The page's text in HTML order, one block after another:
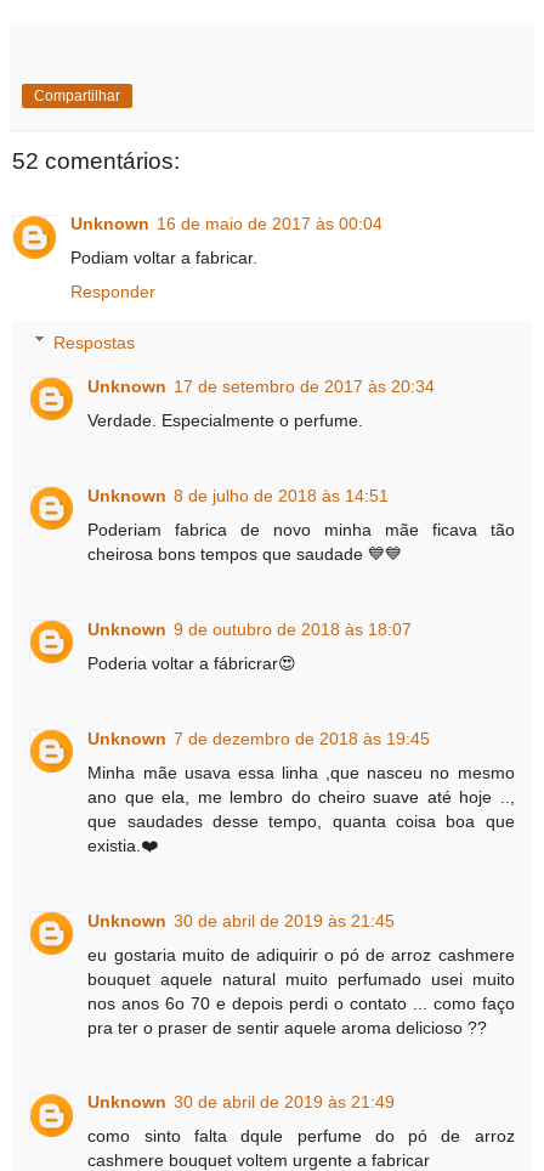
Compartilhar
52 comentários:
Unknown 16 de maio de 2017 às 00:04
Podiam voltar a fabricar.
Responder
Respostas
Unknown 17 de setembro de 2017 às 20:34
Verdade. Especialmente o perfume.
Unknown 8 de julho de 2018 às 14:51
Poderiam fabrica de novo minha mãe ficava tão
cheirosa bons tempos que saudade 💙💙
Unknown 9 de outubro de 2018 às 18:07
Poderia voltar a fábricrar😍
Unknown 7 de dezembro de 2018 às 19:45
Minha mãe usava essa linha ,que nasceu no mesmo
ano que ela, me lembro do cheiro suave até hoje ..,
que saudades desse tempo, quanta coisa boa que
existia.❤️
Unknown 30 de abril de 2019 às 21:45
eu gostaria muito de adiquirir o pó de arroz cashmere
bouquet aquele natural muito perfumado usei muito
nos anos 6o 70 e depois perdi o contato ... como faço
pra ter o praser de sentir aquele aroma delicioso ??
Unknown 30 de abril de 2019 às 21:49
como sinto falta dqule perfume do pó de arroz
cashmere bouquet voltem urgente a fabricar